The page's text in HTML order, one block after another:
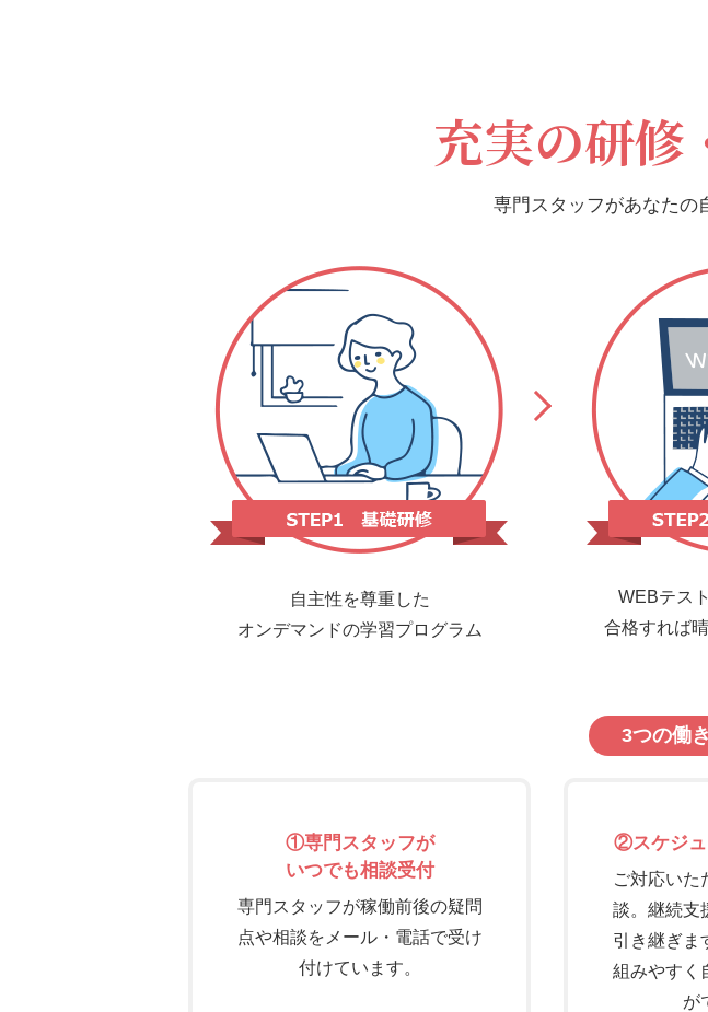
充実の研修
専門スタッフがあなたの
自主性を尊重した
オンデマンドの学習プログラム
WEBテス
合格すれば
3つの働
①専門スタッフが
いつでも相談受付
専門スタッフが稼働前後の疑問
点や相談をメール・電話で受け
付けています。
②スケジュ
ご対応いた
談。継続支
引き継ぎま
組みやすく
が